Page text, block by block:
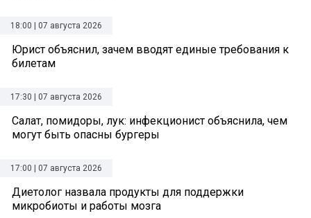
18:00 | 07 августа 2026
Юрист объяснил, зачем вводят единые требования к
билетам
17:30 | 07 августа 2026
Салат, помидоры, лук: инфекционист объяснила, чем
могут быть опасны бургеры
17:00 | 07 августа 2026
Диетолог назвала продукты для поддержки
микробиоты и работы мозга